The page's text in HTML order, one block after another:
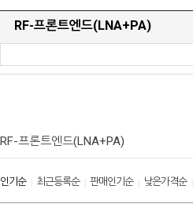
RF-프론트엔드(LNA+PA)
RF-프론트엔드(LNA+PA)
인기순| 최근등록순| 판매인기순| 낮은가격순|